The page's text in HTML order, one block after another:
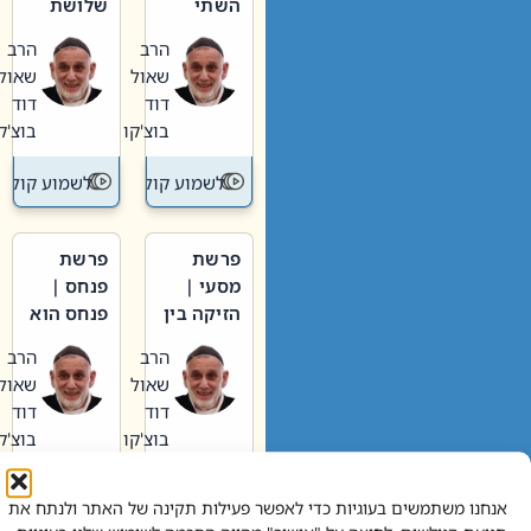
אנחנו משתמשים בעוגיות כדי לאפשר פעילות תקינה של האתר ולנתח את
וערב של
חיינו
הרב
שאול
דוד
בוצ'קו
לשמוע קול תורה – מדרש
האבות
הרב
שאול
דוד
בוצ'קו
לשמוע קול
פרשת
מסעי |
הזיקה בין
הגדול לעם הרב
שאול
דוד
בוצ'קו
לשמוע קול תורה – מדרש
פרשת
פנחס |
פנחס הוא
אליהו: בין
קנאות
הורסת
לקנאות
בונה
הרב
שאול
דוד
בוצ'קו
לשמוע קול